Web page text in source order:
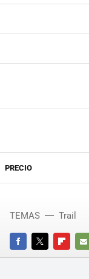
PRECIO
FACEBOOKTWITTER
E-
TEMAS Trail